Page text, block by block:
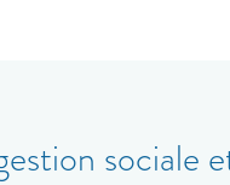
sociale